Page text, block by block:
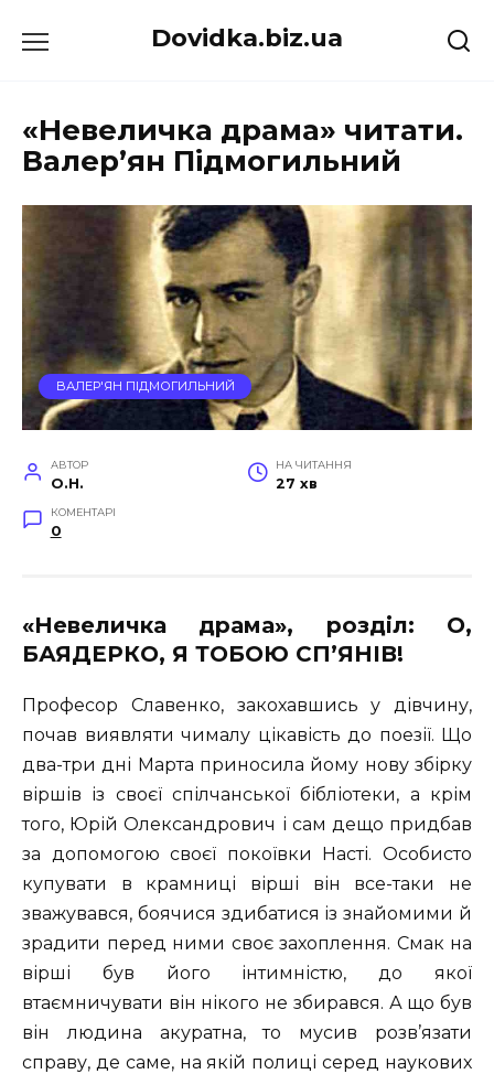
до
Dovidka.biz.ua
«Невеличка драма» читати.
Валер’ян Підмогильний
ВАЛЕР'ЯН ПІДМОГИЛЬНИЙ
АВТОР
O.H.
НА ЧИТАННЯ
27 хв
КОМЕНТАРІ
0
«Невеличка драма», розділ: О,
БАЯДЕРКО, Я ТОБОЮ СП’ЯНІВ!
Професор Славенко, закохавшись у дівчину,
почав виявляти чималу цікавість до поезії. Що
два-три дні Марта приносила йому нову збірку
віршів із своєї спілчанської бібліотеки, а крім
того, Юрій Олександрович і сам дещо придбав
за допомогою своєї покоївки Насті. Особисто
купувати в крамниці вірші він все-таки не
зважувався, боячися здибатися із знайомими й
зрадити перед ними своє захоплення. Смак на
вірші був його інтимністю, до якої
втаємничувати він нікого не збирався. А що був
він людина акуратна, то мусив розв’язати
справу, де саме, на якій полиці серед наукових